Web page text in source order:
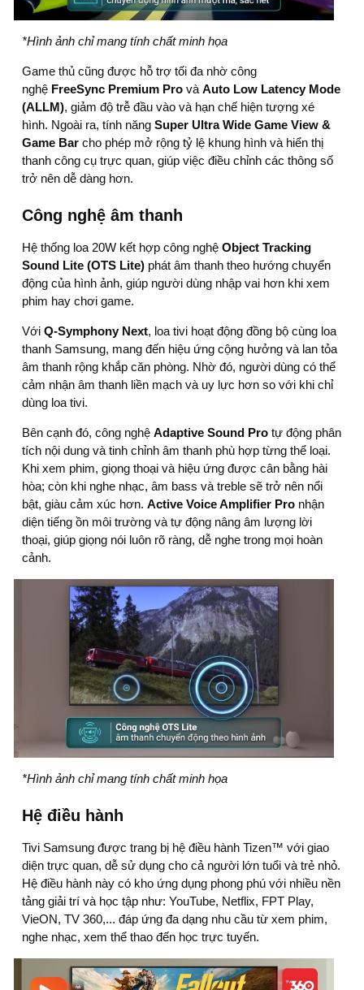
*Hình ảnh chỉ mang tính chất minh họa
Game thủ cũng được hỗ trợ tối đa nhờ công
nghệ FreeSync Premium Pro và Auto Low Latency Mode
(ALLM), giảm độ trễ đầu vào và hạn chế hiện tượng xé
hình. Ngoài ra, tính năng Super Ultra Wide Game View &
Game Bar cho phép mở rộng tỷ lệ khung hình và hiển thị
thanh công cụ trực quan, giúp việc điều chỉnh các thông số
trở nên dễ dàng hơn.
Công nghệ âm thanh
Hệ thống loa 20W kết hợp công nghệ Object Tracking
Sound Lite (OTS Lite) phát âm thanh theo hướng chuyển
động của hình ảnh, giúp người dùng nhập vai hơn khi xem
phim hay chơi game.
Với Q-Symphony Next, loa tivi hoạt động đồng bộ cùng loa
thanh Samsung, mang đến hiệu ứng cộng hưởng và lan tỏa
âm thanh rộng khắp căn phòng. Nhờ đó, người dùng có thể
cảm nhận âm thanh liền mạch và uy lực hơn so với khi chỉ
dùng loa tivi.
Bên cạnh đó, công nghệ Adaptive Sound Pro tự động phân
tích nội dung và tinh chỉnh âm thanh phù hợp từng thể loại.
Khi xem phim, giọng thoại và hiệu ứng được cân bằng hài
hòa; còn khi nghe nhạc, âm bass và treble sẽ trở nên nổi
bật, giàu cảm xúc hơn. Active Voice Amplifier Pro nhận
diện tiếng ồn môi trường và tự động nâng âm lượng lời
thoại, giúp giọng nói luôn rõ ràng, dễ nghe trong mọi hoàn
cảnh.
*Hình ảnh chỉ mang tính chất minh họa
Hệ điều hành
Tivi Samsung được trang bị hệ điều hành Tizen™ với giao
diện trực quan, dễ sử dụng cho cả người lớn tuổi và trẻ nhỏ.
Hệ điều hành này có kho ứng dụng phong phú với nhiều nền
tảng giải trí và học tập như: YouTube, Netflix, FPT Play,
VieON, TV 360,... đáp ứng đa dạng nhu cầu từ xem phim,
nghe nhạc, xem thể thao đến học trực tuyến.